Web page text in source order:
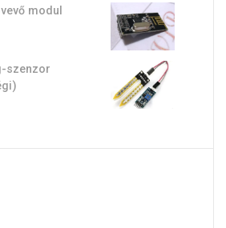
modul
szenzor